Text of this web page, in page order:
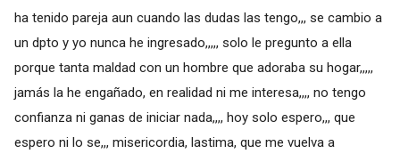
ha tenido pareja aun cuando las dudas las tengo,,, se cambio a
un dpto y yo nunca he ingresado,,,,, solo le pregunto a ella
porque tanta maldad con un hombre que adoraba su hogar,,,,,
jamás la he engañado, en realidad ni me interesa,,,, no tengo
confianza ni ganas de iniciar nada,,,, hoy solo espero,,, que
espero ni lo se,,, misericordia, lastima, que me vuelva a